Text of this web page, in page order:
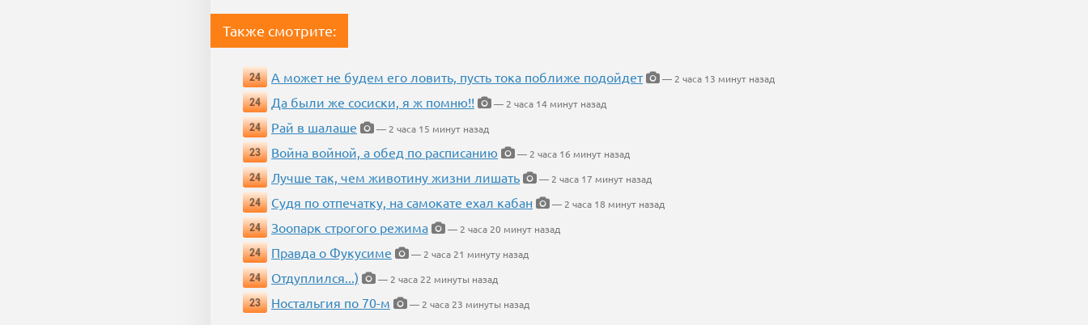
Также смотрите:
24 А может не будем его ловить, пусть тока поближе подойдет
— 2 часа 13 минут назад
24
Да были же сосиски, я ж помню!!
— 2 часа 14 минут назад
24
Рай в шалаше
— 2 часа 15 минут назад
23
Война войной, а обед по расписанию
— 2 часа 16 минут назад
24
Лучше так, чем животину жизни лишать
— 2 часа 17 минут назад
24
Судя по отпечатку, на самокате ехал кабан
— 2 часа 18 минут назад
24
Зоопарк строгого режима
— 2 часа 20 минут назад
24
Правда о Фукусиме
— 2 часа 21 минуту назад
24
Отдуплился...)
— 2 часа 22 минуты назад
23
Ностальгия по 70-м — 2 часа 23 минуты назад